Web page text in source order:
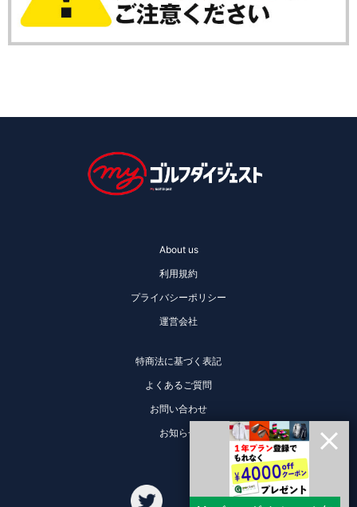
About us
利用規約
プライバシーポリシー
運営会社
特商法に基づく表記
よくあるご質問
お問い合わせ
お知らせ